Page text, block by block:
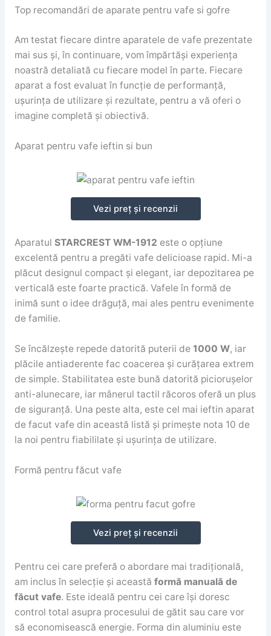
Top recomandări de aparate pentru vafe si gofre
Am testat fiecare dintre aparatele de vafe prezentate
mai sus și, în continuare, vom împărtăși experiența
noastră detaliată cu fiecare model în parte. Fiecare
aparat a fost evaluat în funcție de performanță,
ușurința de utilizare și rezultate, pentru a vă oferi o
imagine completă și obiectivă.
Aparat pentru vafe ieftin si bun
Vezi preț și recenzii
Aparatul STARCREST WM-1912 este o opțiune
excelentă pentru a pregăti vafe delicioase rapid. Mi-a
plăcut designul compact și elegant, iar depozitarea pe
verticală este foarte practică. Vafele în formă de
inimă sunt o idee drăguță, mai ales pentru evenimente
de familie.
Se încălzește repede datorită puterii de 1000 W, iar
plăcile antiaderente fac coacerea și curățarea extrem
de simple. Stabilitatea este bună datorită piciorușelor
anti-alunecare, iar mânerul tactil răcoros oferă un plus
de siguranță. Una peste alta, este cel mai ieftin aparat
de facut vafe din această listă și primește nota 10 de
la noi pentru fiabililate și ușurința de utilizare.
Formă pentru făcut vafe
Vezi preț și recenzii
Pentru cei care preferă o abordare mai tradițională,
am inclus în selecție și această formă manuală de
făcut vafe. Este ideală pentru cei care își doresc
control total asupra procesului de gătit sau care vor
să economisească energie. Forma din aluminiu este